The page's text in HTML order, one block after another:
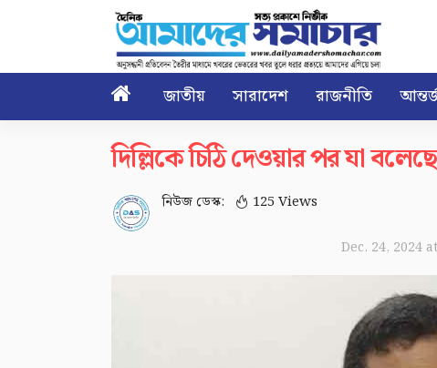
 জাতীয় সারাদেশ রাজনীতি
দিল্লিকে চিঠি দেওয়ার পর যা
নিউজ ডেস্ক: 125 Views
Dec. 24, 2024